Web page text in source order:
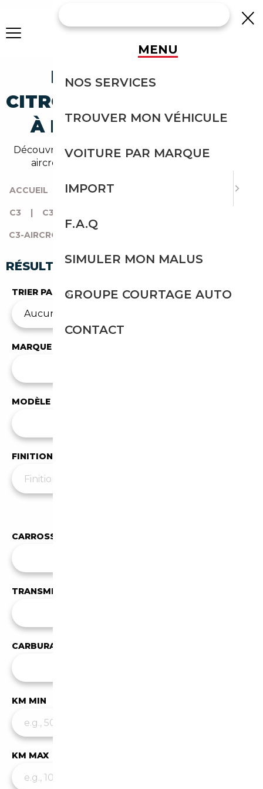
LES MEILLEURES
CITROEN C3-AIRCROSS C3
À MOINS DE 15 000 €
Découvrez notre sélection de voitures Citroen C3-
aircross C3 pour un budget à 15 000 euros.
ACCUEIL TOUTES LES MARQUES
C3 | C3-AIRCROSS
C3-AIRCROSS À MOINS DE 15 000 €
RÉSULTATS DE VOTRE RECHERCHE
TRIER PAR
MARQUE
MODÈLE
FINITION
CARROSSERIE
TRANSMISSION
CARBURANT
KM MIN
KM MAX
MENU
NOS SERVICES
TROUVER MON VÉHICULE
VOITURE PAR MARQUE
IMPORT
F.A.Q
SIMULER MON MALUS
GROUPE COURTAGE AUTO
CONTACT